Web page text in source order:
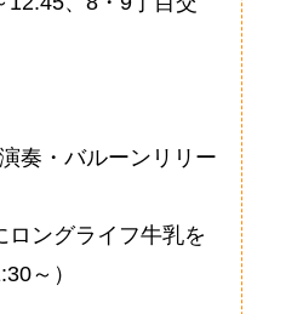
奏・バルーンリリー
ングライフ牛乳を
～）